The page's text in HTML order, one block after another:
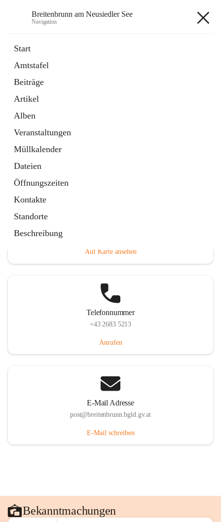
Breitenbrunn am Neusiedler See
Navigation
Start
Amtstafel
Beiträge
Artikel
Alben
Veranstaltungen
Müllkalender
Dateien
Öffnungszeiten
Kontakte
Standorte
Beschreibung
18 Schnellzugriffe
Gemeindeservice
Auf Karte ansehen
Telefonnummer
+43 2683 5213
Anrufen
E-Mail Adresse
post@breitenbrunn.bgld.gv.at
E-Mail schreiben
Bekanntmachungen